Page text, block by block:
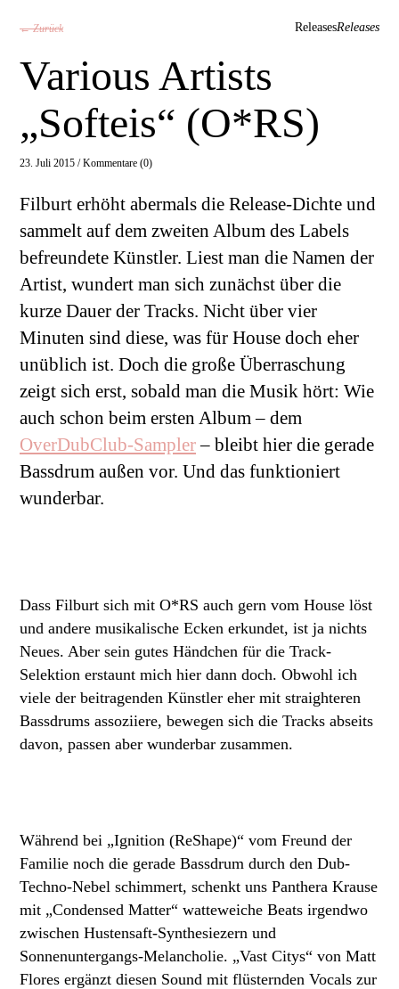
← Zurück ReleasesReleases
Various Artists
„Softeis“ (O*RS)
23. Juli 2015 /Kommentare (0)
Filburt erhöht abermals die Release-Dichte und
sammelt auf dem zweiten Album des Labels
befreundete Künstler. Liest man die Namen der
Artist, wundert man sich zunächst über die
kurze Dauer der Tracks. Nicht über vier
Minuten sind diese, was für House doch eher
unüblich ist. Doch die große Überraschung
zeigt sich erst, sobald man die Musik hört: Wie
auch schon beim ersten Album – dem
OverDubClub-Sampler– bleibt hier die gerade
Bassdrum außen vor. Und das funktioniert
wunderbar.
Dass Filburt sich mit O*RS auch gern vom House löst
und andere musikalische Ecken erkundet, ist ja nichts
Neues. Aber sein gutes Händchen für die Track-
Selektion erstaunt mich hier dann doch. Obwohl ich
viele der beitragenden Künstler eher mit straighteren
Bassdrums assoziiere, bewegen sich die Tracks abseits
davon, passen aber wunderbar zusammen.
Während bei „Ignition (ReShape)“ vom Freund der
Familie noch die gerade Bassdrum durch den Dub-
Techno-Nebel schimmert, schenkt uns Panthera Krause
mit „Condensed Matter“ watteweiche Beats irgendwo
zwischen Hustensaft-Synthesiezern und
Sonnenuntergangs-Melancholie. „Vast Citys“ von Matt
Flores ergänzt diesen Sound mit flüsternden Vocals zur